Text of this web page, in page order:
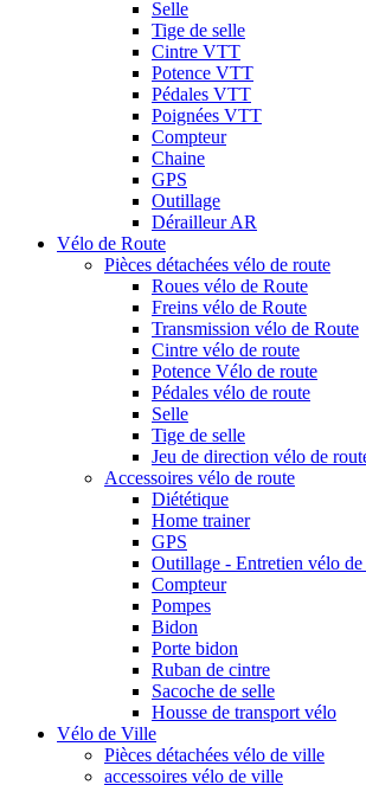
Selle
Tige de selle
Cintre VTT
Potence VTT
Pédales VTT
Poignées VTT
Compteur
Chaine
GPS
Outillage
Dérailleur AR
Vélo de Route
Pièces détachées vélo de route
Roues vélo de Route
Freins vélo de Route
Transmission vélo de Route
Cintre vélo de route
Potence Vélo de route
Pédales vélo de route
Selle
Tige de selle
Jeu de direction vélo de
Accessoires vélo de route
Diététique
Home trainer
GPS
Outillage - Entretien vélo de
Compteur
Pompes
Bidon
Porte bidon
Ruban de cintre
Sacoche de selle
Housse de transport vélo
Vélo de Ville
Pièces détachées vélo de ville
accessoires vélo de ville